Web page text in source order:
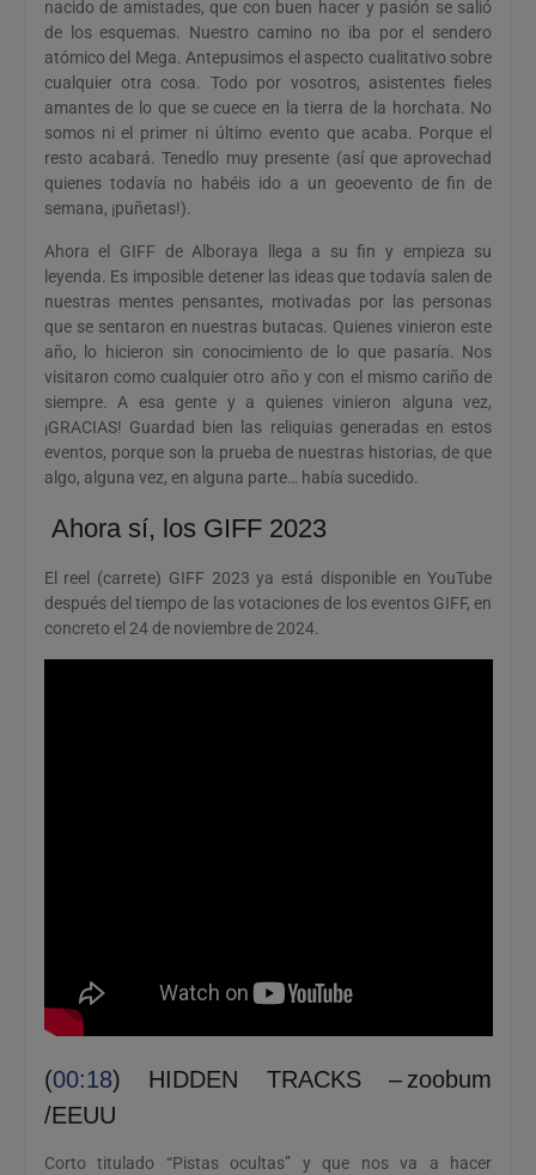
nacido de amistades, que con buen hacer y pasión se salió
de los esquemas. Nuestro camino no iba por el sendero
atómico del Mega. Antepusimos el aspecto cualitativo sobre
cualquier otra cosa. Todo por vosotros, asistentes fieles
amantes de lo que se cuece en la tierra de la horchata. No
somos ni el primer ni último evento que acaba. Porque el
resto acabará. Tenedlo muy presente (así que aprovechad
quienes todavía no habéis ido a un geoevento de fin de
semana, ¡puñetas!).
Ahora el GIFF de Alboraya llega a su fin y empieza su
leyenda. Es imposible detener las ideas que todavía salen de
nuestras mentes pensantes, motivadas por las personas
que se sentaron en nuestras butacas. Quienes vinieron este
año, lo hicieron sin conocimiento de lo que pasaría. Nos
visitaron como cualquier otro año y con el mismo cariño de
siempre. A esa gente y a quienes vinieron alguna vez,
¡GRACIAS! Guardad bien las reliquias generadas en estos
eventos, porque son la prueba de nuestras historias, de que
algo, alguna vez, en alguna parte… había sucedido.
Ahora sí, los GIFF 2023
El reel (carrete) GIFF 2023 ya está disponible en YouTube
después del tiempo de las votaciones de los eventos GIFF, en
concreto el 24 de noviembre de 2024.
(00:18) HIDDEN TRACKS – zoobum
/EEUU
Corto titulado “Pistas ocultas” y que nos va a hacer